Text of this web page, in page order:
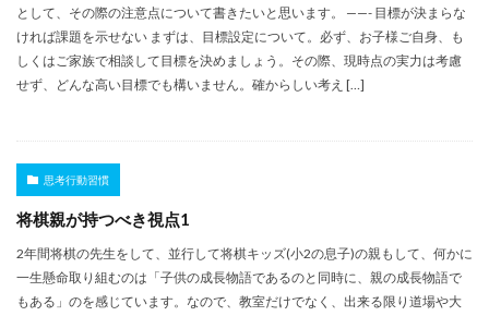
として、その際の注意点について書きたいと思います。 ——- 目標が決まらな
ければ課題を示せない まずは、目標設定について。必ず、お子様ご自身、も
しくはご家族で相談して目標を決めましょう。その際、現時点の実力は考慮
せず、どんな高い目標でも構いません。確からしい考え […]
思考行動習慣
将棋親が持つべき視点1
2年間将棋の先生をして、並行して将棋キッズ(小2の息子)の親もして、何かに
一生懸命取り組むのは「子供の成長物語であるのと同時に、親の成長物語で
もある」のを感じています。なので、教室だけでなく、出来る限り道場や大